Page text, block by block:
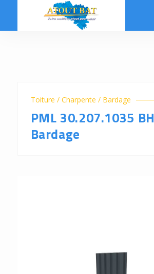
Toiture / Charpente / Bardage
PML 30.207.1035 BH
Bardage